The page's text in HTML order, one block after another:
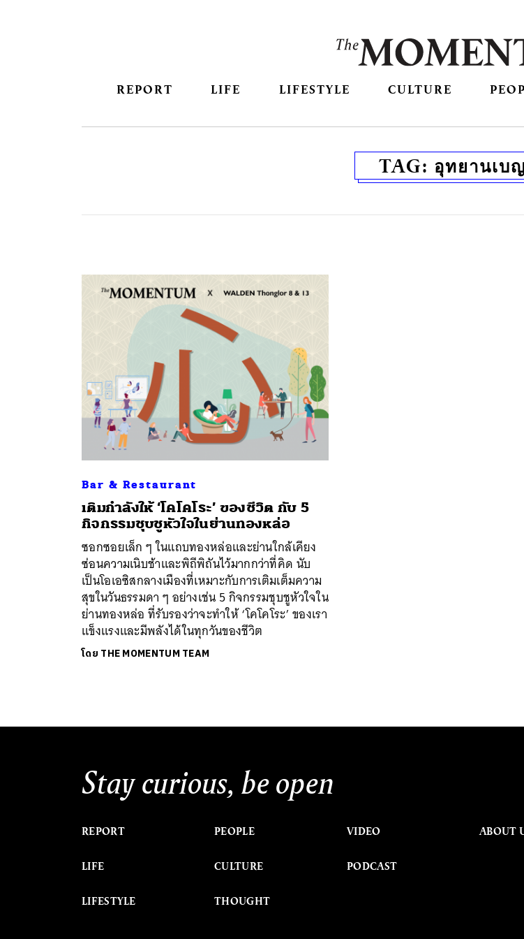
REPORT LIFE LIFESTYLE CULTURE
TAG: อุทยานเบ
Bar & Restaurant
เติมกำลังให้ ‘โคโคโระ’ ของชีวิต กับ 5
กิจกรรมชุบชูหัวใจในย่านทองหล่อ
ซอกซอยเล็ก ๆ ในแถบทองหล่อและย่านใกล้เคียง
ซ่อนความเนิบช้าและพิถีพิถันไว้มากกว่าที่คิด นับ
เป็นโอเอซิสกลางเมืองที่เหมาะกับการเติมเต็มความ
สุขในวันธรรมดา ๆ อย่างเช่น 5 กิจกรรมชุบชูหัวใจใน
ย่านทองหล่อ ที่รับรองว่าจะทำให้ ‘โคโคโระ’ ของเรา
แข็งแรงและมีพลังได้ในทุกวันของชีวิต
โดย THE MOMENTUM TEAM
Stay curious, be open
REPORT
LIFE
LIFESTYLE
PEOPLE
CULTURE
THOUGHT
VIDEO
PODCAST
ABOUT